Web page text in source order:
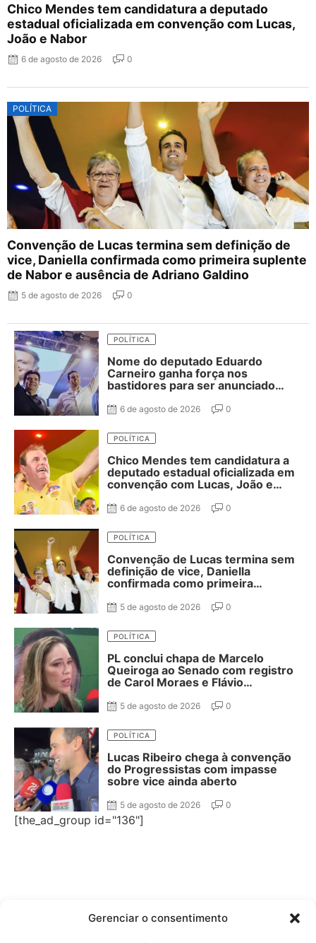
Gerenciar o consentimento
Chico Mendes tem candidatura a deputado
estadual oficializada em convenção com Lucas,
João e Nabor
6 de agosto de 2026 0
POLÍTICA
Convenção de Lucas termina sem definição de
vice, Daniella confirmada como primeira suplente
de Nabor e ausência de Adriano Galdino
5 de agosto de 2026 0
POLÍTICA
Nome do deputado Eduardo
Carneiro ganha força nos
bastidores para ser anunciado
6 de agosto de 2026 0
POLÍTICA
Chico Mendes tem candidatura a
deputado estadual oficializada em
convenção com Lucas, João e
6 de agosto de 2026 0
POLÍTICA
Convenção de Lucas termina sem
definição de vice, Daniella
confirmada como primeira
Adriano Galdino
5 de agosto de 2026 0
POLÍTICA
PL conclui chapa de Marcelo
Queiroga ao Senado com registro
de Carol Moraes e Flávio
5 de agosto de 2026 0
POLÍTICA
Lucas Ribeiro chega à convenção
do Progressistas com impasse
sobre vice ainda aberto
5 de agosto de 2026 0
[the_ad_group id="136"]